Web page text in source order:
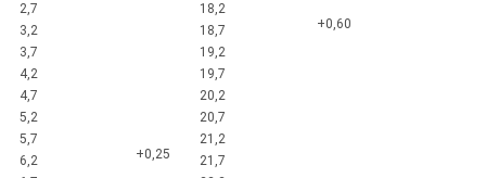
2,7
18,2
+0,60
3,2
18,7
3,7
19,2
4,2
19,7
4,7
20,2
5,2
20,7
5,7
+0,25
21,2
6,2
21,7